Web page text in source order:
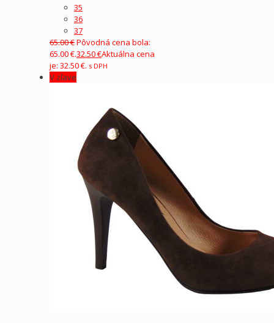
35
36
37
65.00€Pôvodná cena bola:
65.00 €.32.50€Aktuálna cena
je: 32.50 €. s DPH
V zľave